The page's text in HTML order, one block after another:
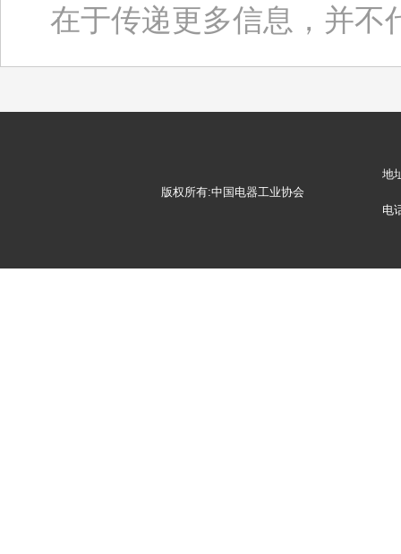
在于传递更多信息，并不
版权所有:中国电器工业协会
地
电